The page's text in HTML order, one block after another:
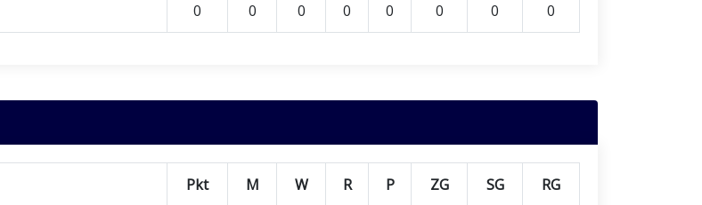
0 0 0 0 0 0 0 0
Pkt M W R P ZG SG RG